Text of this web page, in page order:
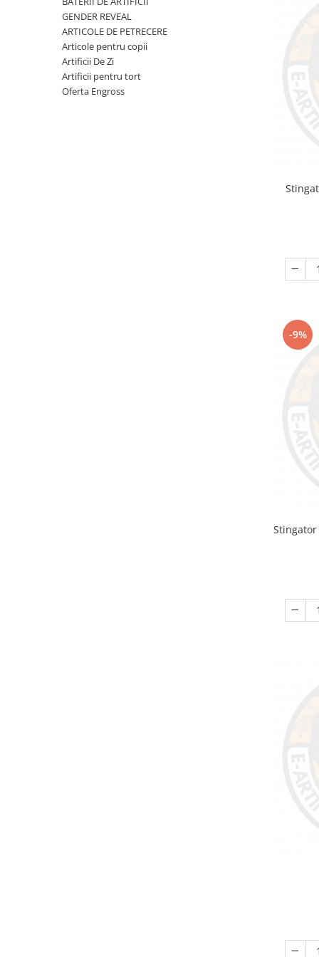
Artificii de brad
Artificii pentru Tort Engros
Artificii sparklers
Bete bengale
Extinctoare gender reveal
Seturi complete Petreceri
GENDER REVEAL
ARTICOLE DE PETRECERE
Articole pentru copii
Artificii De Zi
Artificii pentru tort
Oferta Engross
-9%